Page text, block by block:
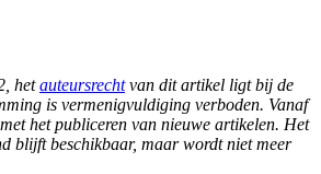
hetauteursrechtvan dit artikel ligt bij de
is vermenigvuldiging verboden. Vanaf
het publiceren van nieuwe artikelen. Het
blijft beschikbaar, maar wordt niet meer